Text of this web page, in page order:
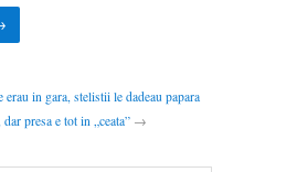
erau in gara, stelistii le dadeau papara
presa e tot in „ceata” →